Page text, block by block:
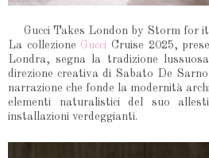
Gucci Takes London by Storm for
La collezione Gucci Cruise 2025,
Londra, segna la tradizione
direzione creativa di Sabato De
narrazione che fonde la modernità
elementi naturalistici del suo
installazioni verdeggianti.